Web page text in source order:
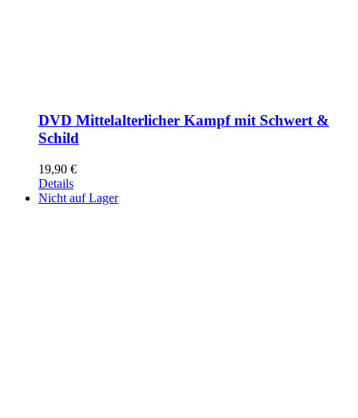
DVD Mittelalterlicher Kampf mit Schwert &
Schild
19,90 €
Details
Nicht auf Lager